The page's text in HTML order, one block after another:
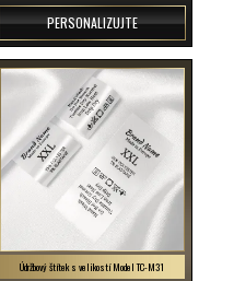
PERSONALIZUJTE
Údržbový štítek s velikostí Model TC-M31